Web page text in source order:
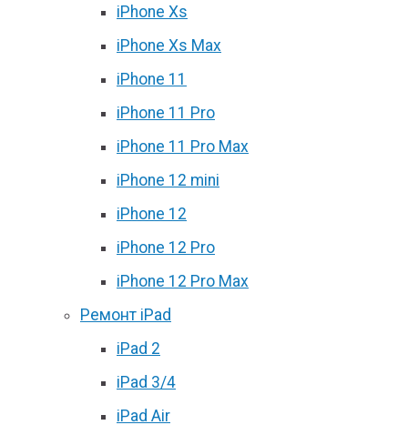
iPhone Xs
iPhone Xs Max
iPhone 11
iPhone 11 Pro
iPhone 11 Pro Max
iPhone 12 mini
iPhone 12
iPhone 12 Pro
iPhone 12 Pro Max
Ремонт iPad
iPad 2
iPad 3/4
iPad Air